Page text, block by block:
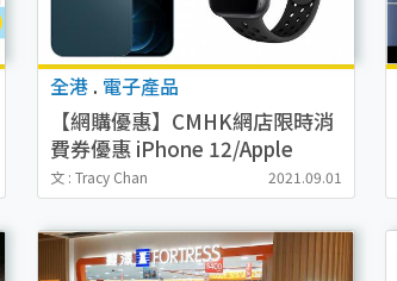
全港 . 電子產品
【網購優惠】CMHK網店限時消
費券優惠 iPhone 12/Apple
Watch激減$1200
文 : Tracy Chan 2021.09.01